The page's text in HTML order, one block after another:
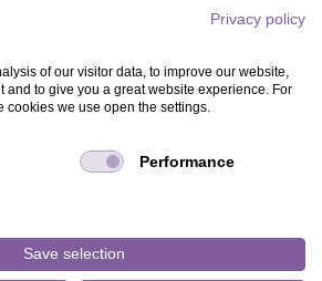
Privacy policy
of our visitor data, to improve our website,
and to give you a great website experience. For
cookies we use open the settings.
Performance
Save selection